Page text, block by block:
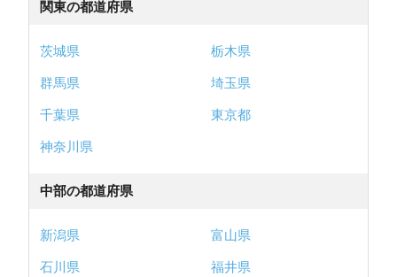
関東の都道府県
茨城県
栃木県
群馬県
埼玉県
千葉県
東京都
神奈川県
中部の都道府県
新潟県
富山県
石川県
福井県